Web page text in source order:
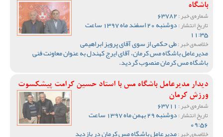
باشگاه
شماره‌ی خبر :
تاریخ انتشار : دوشنبه 20 اسفند ماه 1397 ساعت
11:35
خلاصه‌ی خبر :طی حکمی از سوی آقای پرویز ابراهیمی
مدیرعامل باشگاه مس کرمان، آقای ایرج کهندل به عنوان معاونت فنی
باشگاه مس کرمان منصوب گردید.
دیدار مدیرعامل باشگاه مس با استاد حسین کرامت پیشکسوت
ورزش کرمان
شماره‌ی خبر :
تاریخ انتشار : دوشنبه 29 بهمن ماه 1397 ساعت
09:56
خلاصه‌ی خبر :مدیرعامل باشگاه مس کرمان در بازدید